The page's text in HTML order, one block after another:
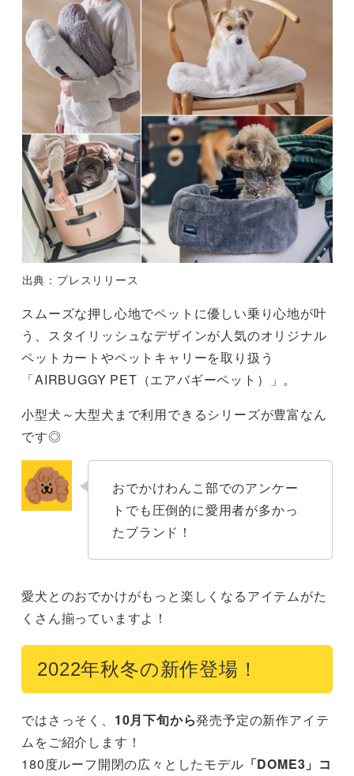
出典：プレスリリース
スムーズな押し心地でペットに優しい乗り心地が叶
う、スタイリッシュなデザインが人気のオリジナル
ペットカートやペットキャリーを取り扱う
「AIRBUGGY PET（エアバギーペット）」。
小型犬～大型犬まで利用できるシリーズが豊富なん
です◎
おでかけわんこ部でのアンケー
トでも圧倒的に愛用者が多かっ
たブランド！
愛犬とのおでかけがもっと楽しくなるアイテムがた
くさん揃っていますよ！
2022年秋冬の新作登場！
ではさっそく、 10月下旬から発売予定の新作アイテ
ムをご紹介します！
180度ルーフ開閉の広々としたモデル 「DOME3」コ